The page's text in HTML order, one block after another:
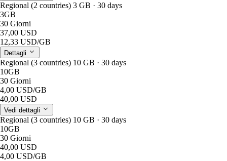
Regional (2 countries) 3 GB · 30 days
3GB
30 Giorni
37,00 USD
12,33 USD/GB
Dettagli
Regional (3 countries) 10 GB · 30 days
10GB
30 Giorni
4,00 USD/GB
40,00 USD
Vedi dettagli
Regional (3 countries) 10 GB · 30 days
10GB
30 Giorni
40,00 USD
4,00 USD/GB